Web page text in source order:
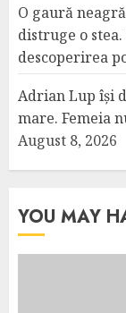
O gaură
distruge o
descoperirea
Adrian Lup își
mare. Femeia
August 8, 2026
YOU MAY